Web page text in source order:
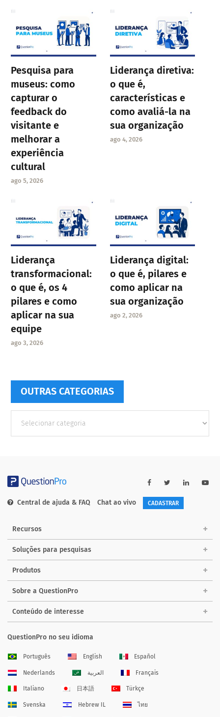
Pesquisa para
museus: como
capturar o
feedback do
visitante e
melhorar a
experiência
cultural
ago 5, 2026
Liderança diretiva:
o que é,
características e
como avaliá-la na
sua organização
ago 4, 2026
Liderança
transformacional:
o que é, os 4
pilares e como
aplicar na sua
equipe
ago 3, 2026
Liderança digital:
o que é, pilares e
como aplicar na
sua organização
ago 2, 2026
OUTRAS CATEGORIAS
Categorias
Central de ajuda & FAQ Chat ao vivo CADASTRAR
Recursos
Soluções para pesquisas
Produtos
Sobre a QuestionPro
Conteúdo de interesse
QuestionPro no seu idioma
Português English Español
Nederlands العربية Français
Italiano 日本語 Türkçe
Svenska Hebrew IL ไทย